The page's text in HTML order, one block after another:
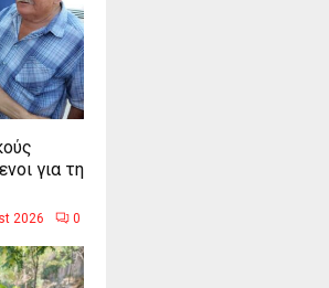
για τη
2026 0